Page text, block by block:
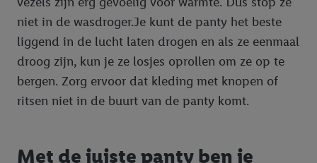
niet in de wasdroger.Je kunt de panty het beste
liggend in de lucht laten drogen en als ze eenmaal
droog zijn, kun je ze losjes oprollen om ze op te
bergen. Zorg ervoor dat kleding met knopen of
ritsen niet in de buurt van de panty komt.
Met de juiste panty ben je